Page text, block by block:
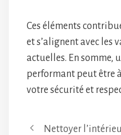
Ces éléments
et s’alignent avec les
actuelles. En somme,
performant peut être
votre sécurité et
Nettoyer